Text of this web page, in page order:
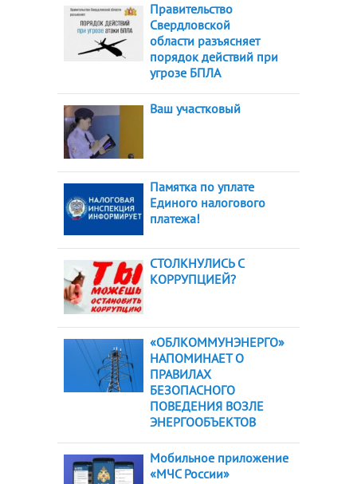
Правительство
Свердловской
области разъясняет
порядок действий при
угрозе БПЛА
Ваш участковый
Памятка по уплате
Единого налогового
платежа!
СТОЛКНУЛИСЬ С
КОРРУПЦИЕЙ?
«ОБЛКОММУНЭНЕРГО»
НАПОМИНАЕТ О
ПРАВИЛАХ
БЕЗОПАСНОГО
ПОВЕДЕНИЯ ВОЗЛЕ
ЭНЕРГООБЪЕКТОВ
Мобильное приложение
«МЧС России»